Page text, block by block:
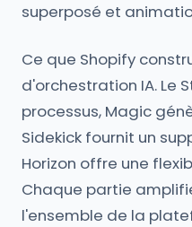
superposé et
Ce que Shopify
d'orchestration IA. Le
processus, Magic
Sidekick fournit un
Horizon offre une
Chaque partie
l'ensemble de la